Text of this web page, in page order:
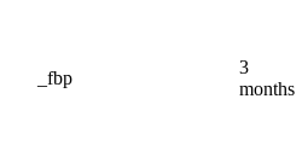
_fbp
3
months